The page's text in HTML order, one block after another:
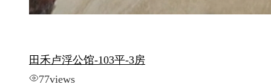
田禾卢浮公馆-103平-3房
77views